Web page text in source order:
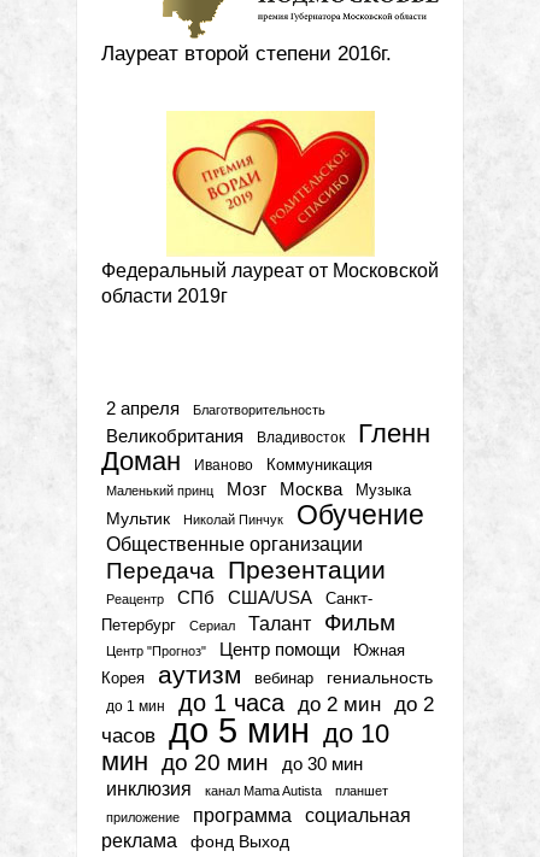
Лауреат второй степени 2016г.
Федеральный лауреат от Московской
области 2019г
2 апреля Благотворительность
Великобритания Владивосток
Гленн
Доман
Иваново Коммуникация
Маленький принц Мозг Москва Музыка
Мультик Николай Пинчук Обучение
Общественные организации
Передача Презентации
Реацентр СПб США/USA
Санкт-
Петербург
Сериал Талант Фильм
Центр "Прогноз" Центр помощи
Южная
Корея
аутизм вебинар гениальность
до 1 мин до 1 часа до 2 мин до 2
часов до 5 мин до 10
мин до 20 мин до 30 мин
инклюзия канал Mama Autista
планшет
приложение
программа
социальная
реклама
фонд Выход